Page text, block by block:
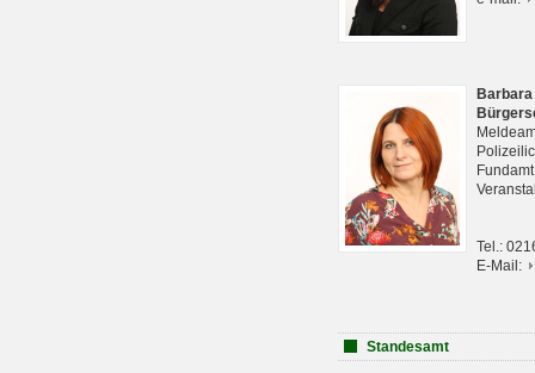
Tel.:
E-Mail:
Standesamt